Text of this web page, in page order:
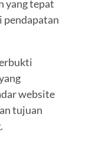
yang tepat
pendapatan
website
tujuan